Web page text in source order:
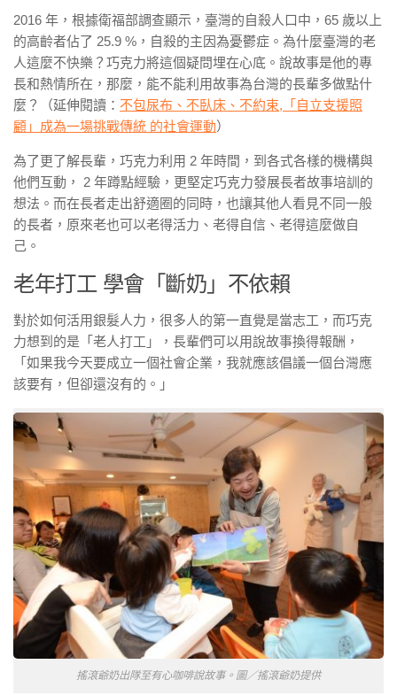
2016 年，根據衛福部調查顯示，臺灣的自殺人口中，65 歲以上
的高齡者佔了 25.9 %，自殺的主因為憂鬱症。為什麼臺灣的老
人這麼不快樂？巧克力將這個疑問埋在心底。說故事是他的專
長和熱情所在，那麼，能不能利用故事為台灣的長輩多做點什
麼？（延伸閱讀： 不包尿布、不臥床、不約束,「自立支援照
顧」成為一場挑戰傳統 的社會運動）
為了更了解長輩，巧克力利用 2 年時間，到各式各樣的機構與
他們互動， 2 年蹲點經驗，更堅定巧克力發展長者故事培訓的
想法。而在長者走出舒適圈的同時，也讓其他人看見不同一般
的長者，原來老也可以老得活力、老得自信、老得這麼做自
己。
老年打工 學會「斷奶」不依賴
對於如何活用銀髮人力，很多人的第一直覺是當志工，而巧克
力想到的是「老人打工」，長輩們可以用說故事換得報酬，
「如果我今天要成立一個社會企業，我就應該倡議一個台灣應
該要有，但卻還沒有的。」
搖滾爺奶出隊至有心咖啡說故事。圖／搖滾爺奶提供